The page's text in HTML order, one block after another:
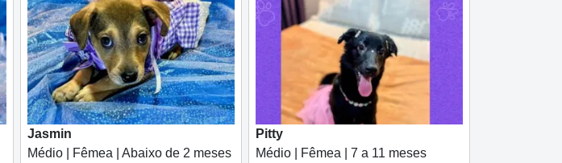
Jasmin
Médio | Fêmea | Abaixo de 2 meses
Pitty
Médio | Fêmea | 7 a 11 meses